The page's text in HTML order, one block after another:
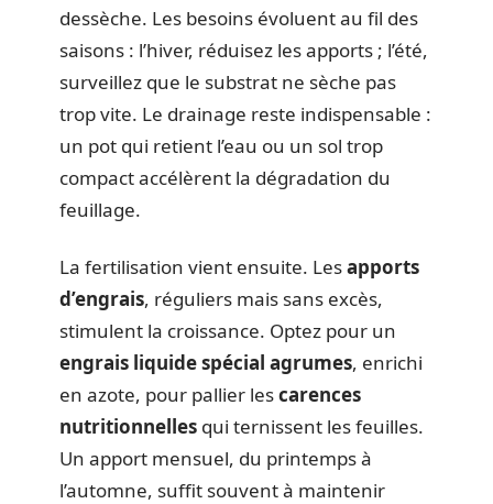
dessèche. Les besoins évoluent au fil des
saisons : l’hiver, réduisez les apports ; l’été,
surveillez que le substrat ne sèche pas
trop vite. Le drainage reste indispensable :
un pot qui retient l’eau ou un sol trop
compact accélèrent la dégradation du
feuillage.
La fertilisation vient ensuite. Lesapports
d’engrais, réguliers mais sans excès,
stimulent la croissance. Optez pour un
engrais liquide spécial agrumes, enrichi
en azote, pour pallier lescarences
nutritionnelles qui ternissent les feuilles.
Un apport mensuel, du printemps à
l’automne, suffit souvent à maintenir